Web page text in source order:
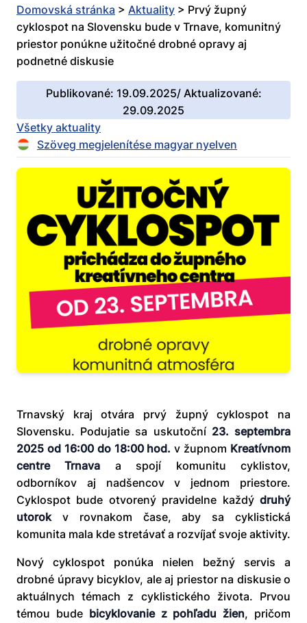
Domovská stránka > Aktuality > Prvý župný
cyklospot na Slovensku bude v Trnave, komunitný
priestor ponúkne užitočné drobné opravy aj
podnetné diskusie
Publikované: 19.09.2025/ Aktualizované:
29.09.2025
Všetky aktuality
Szöveg megjelenítése magyar nyelven
Trnavský kraj otvára prvý župný cyklospot na
Slovensku. Podujatie sa uskutoční 23. septembra
2025 od 16:00 do 18:00 hod. v župnom Kreatívnom
centre Trnava a spojí komunitu cyklistov,
odborníkov aj nadšencov v jednom priestore.
Cyklospot bude otvorený pravidelne každý druhý
utorokv rovnakom čase, aby sa cyklistická
komunita mala kde stretávať a rozvíjať svoje aktivity.
Nový cyklospot ponúka nielen bežný servis a
drobné úpravy bicyklov, ale aj priestor na diskusie o
aktuálnych témach z cyklistického života. Prvou
témou bude bicyklovanie z pohľadu žien, pričom